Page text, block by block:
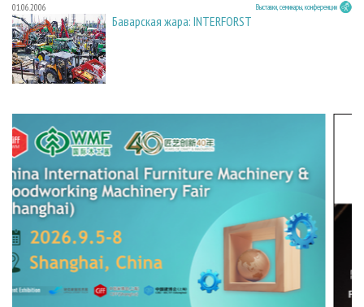
01.06.2006 Выставки, семинары, конференции
Баварская жара: INTERFORST